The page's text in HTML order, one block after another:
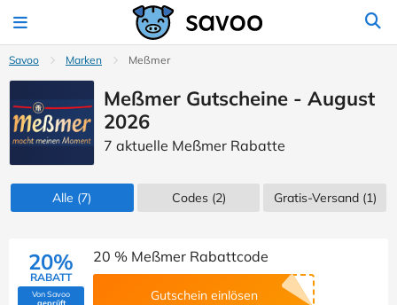
Savoo Marken Meßmer
Meßmer Gutscheine - August
2026
7 aktuelle Meßmer Rabatte
Alle (7) Codes(2) Gratis-Versand (1)
20%
RABATT
Von Savoo
geprüft(Von Savoo geprüft)
20 % Meßmer Rabattcode
Gutschein einlösen